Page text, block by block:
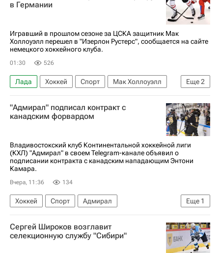
в Германии
Игравший в прошлом сезоне за ЦСКА защитник Мак
Холлоуэлл перешел в "Изерлон Рустерс", сообщается на сайте
немецкого хоккейного клуба.
01:30 526
Еще2
Лада Хоккей Спорт
Мак Холлоуэлл
Локомотив (Москва)
Национальная хоккейная лига (НХЛ)
"Адмирал" подписал контракт с
канадским форвардом
Владивостокский клуб Континентальной хоккейной лиги
(КХЛ) "Адмирал" в своем Telegram-канале объявил о
подписании контракта с канадским нападающим Энтони
Камара.
Вчера, 11:36 134
Еще 1
Хоккей Спорт
Адмирал
КХЛ 2025-2026
Сергей Широков возглавит
селекционную службу "Сибири"